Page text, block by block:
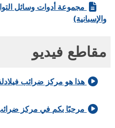
مجموعة أدوات وسائل التواصل
فيديو
هذا هو مركز ضرائب فيلادلفيا
مرحبًا بكم في مركز ضرائب